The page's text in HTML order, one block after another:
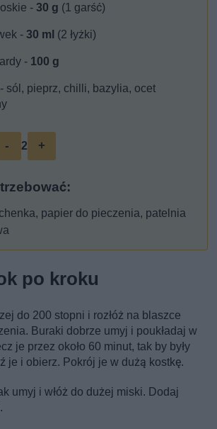
-30 g (1 garść)
-30 ml (2 łyżki)
- 100 g
sól, pieprz, chilli, bazylia, ocet
- 2 +
papier do pieczenia, patelnia
po kroku
do 200 stopni i rozłóż na blaszce
Buraki dobrze umyj i poukładaj w
je przez około 60 minut, tak by były
je i obierz. Pokrój je w dużą kostkę.
umyj i włóż do dużej miski. Dodaj